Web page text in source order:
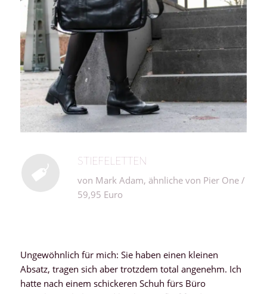
STIEFELETTEN
von Mark Adam, ähnliche von Pier One /
59,95 Euro
Ungewöhnlich für mich: Sie haben einen kleinen
Absatz, tragen sich aber trotzdem total angenehm. Ich
hatte nach einem schickeren Schuh fürs Büro